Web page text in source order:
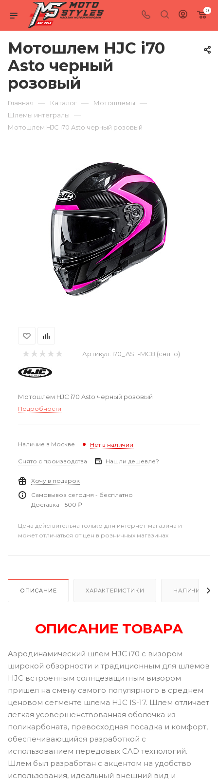
0
Мотошлем HJC i70
Asto черный
розовый
Главная — Каталог — Мотошлемы —
Шлемы интегралы —
Мотошлем HJC i70 Asto черный розовый
Артикул: I70_AST-MC8 (снято)
Мотошлем HJC i70 Asto черный розовый
Подробности
Наличие в Москве Нет в наличии
Снято с производства Нашли дешевле?
Хочу в подарок
Самовывоз сегодня - бесплатно
Доставка - 500 ₽
Цена действительна только для интернет-магазина и
может отличаться от цен в розничных магазинах
ОПИСАНИЕ ХАРАКТЕРИСТИКИ НАЛИЧИЕ
ОПИСАНИЕ ТОВАРА
Аэродинамический шлем HJC i70 с визором
широкой обзорности и традиционным для шлемов
HJC встроенным солнцезащитным визором
пришел на смену самого популярного в среднем
ценовом сегменте шлема HJC IS-17. Шлем отличает
легкая усовершенствованная оболочка из
поликарбоната, превосходная посадка и комфорт,
обеспечивающийся разработкой с
использованием передовых CAD технологий.
Шлем был разработан с акцентом на удобство
использования, идеальный внешний вид и